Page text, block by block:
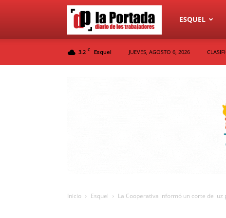
Diario
La
ESQUEL
3.2 C Esquel JUEVES, AGOSTO 6, 2026
Inicio Esquel La Cooperativa informó un corte de